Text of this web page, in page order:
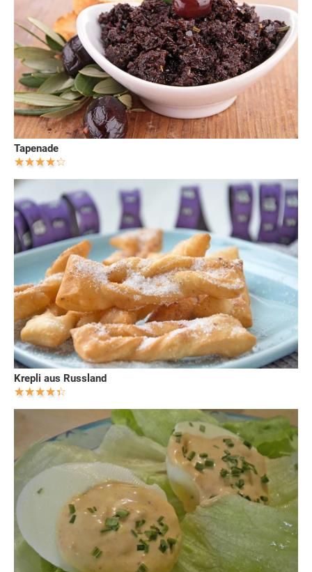
Tapenade
Krepli aus Russland